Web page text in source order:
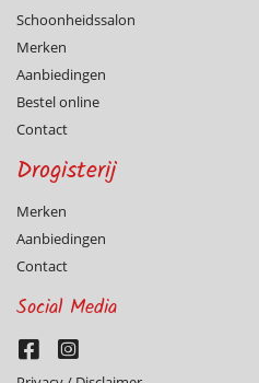
Schoonheidssalon
Merken
Aanbiedingen
Bestel online
Contact
Drogisterij
Merken
Aanbiedingen
Contact
Social Media